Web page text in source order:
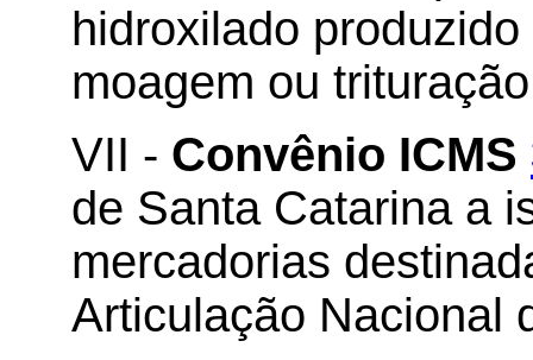
hidroxilado
moagem ou
VII - Convênio ICMS
de Santa Catarina a
mercadorias
Articulação Nacional